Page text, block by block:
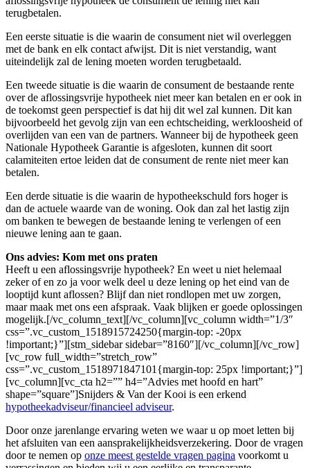
terugbetalen.
Een eerste situatie is die waarin de consument niet wil overleggen
met de bank en elk contact afwijst. Dit is niet verstandig, want
uiteindelijk zal de lening moeten worden terugbetaald.
Een tweede situatie is die waarin de consument de bestaande rente
over de aflossingsvrije hypotheek niet meer kan betalen en er ook in
de toekomst geen perspectief is dat hij dit wel zal kunnen. Dit kan
bijvoorbeeld het gevolg zijn van een echtscheiding, werkloosheid of
overlijden van een van de partners. Wanneer bij de hypotheek geen
Nationale Hypotheek Garantie is afgesloten, kunnen dit soort
calamiteiten ertoe leiden dat de consument de rente niet meer kan
betalen.
Een derde situatie is die waarin de hypotheekschuld fors hoger is
dan de actuele waarde van de woning. Ook dan zal het lastig zijn
om banken te bewegen de bestaande lening te verlengen of een
nieuwe lening aan te gaan.
Ons advies: Kom met ons praten
Heeft u een aflossingsvrije hypotheek? En weet u niet helemaal
zeker of en zo ja voor welk deel u deze lening op het eind van de
looptijd kunt aflossen? Blijf dan niet rondlopen met uw zorgen,
maar maak met ons een afspraak. Vaak blijken er goede oplossingen
mogelijk.[/vc_column_text][/vc_column][vc_column width=”1/3″
css=”.vc_custom_1518915724250{margin-top: -20px
!important;}”][stm_sidebar sidebar=”8160″][/vc_column][/vc_row]
[vc_row full_width=”stretch_row”
css=”.vc_custom_1518971847101{margin-top: 25px !important;}”]
[vc_column][vc_cta h2=”” h4=”Advies met hoofd en hart”
shape=”square”]Snijders & Van der Kooi is een erkend
hypotheekadviseur/financieel adviseur.
Door onze jarenlange ervaring weten we waar u op moet letten bij
het afsluiten van een aansprakelijkheidsverzekering. Door de vragen
door te nemen op onze meest gestelde vragen pagina voorkomt u